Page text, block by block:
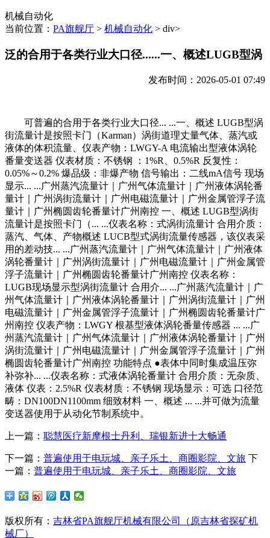
机械自动化
当前位置： PA旗舰厅 > 机械自动化 > div>
泛的合用于各类行业大口径......一、概述LUGB型涡
发布时间：2026-05-01 07:49
可普遍的合用于各类行业大口径... ...一、概述 LUGB型涡
街流量计是按照卡门（Karman）涡街道理丈量气体、蒸汽或
液体的体积流量、仪表产物：LWGY-A 电流输出型液体涡轮
番量变送器 仪表材质：不锈钢 ：1%R、0.5%R 反复性：
0.05%～0.2% 爆品级：非爆产物 信号输出：二线mA信号 现场
显示... ...广州蒸汽流量计｜广州气体流量计｜广州液体涡轮番
量计｜广州涡街流量计｜广州电磁流量计｜广州金属管浮子流
量计｜广州椭圆齿轮番量计广州南控 一、概述 LUGB型涡街
流量计是按照卡门（... ...仪表名称：式涡街流量计 合用介质：
蒸汽、气体、产物概述 LUCB型式涡街流量传感器，该仪表采
用的差动技... ...广州蒸汽流量计｜广州气体流量计｜广州液体
涡轮番量计｜广州涡街流量计｜广州电磁流量计｜广州金属管
浮子流量计｜广州椭圆齿轮番量计广州南控 仪表名称：
LUGB现场显示型涡街流量计 合用介... ...广州蒸汽流量计｜广
州气体流量计｜广州液体涡轮番量计｜广州涡街流量计｜广州
电磁流量计｜广州金属管浮子流量计｜广州椭圆齿轮番量计广
州南控 仪表产物：LWGY 根基型液体涡轮番量传感器 ... ...广
州蒸汽流量计｜广州气体流量计｜广州液体涡轮番量计｜广州
涡街流量计｜广州电磁流量计｜广州金属管浮子流量计｜广州
椭圆齿轮番量计广州南控 功能特点 ●表体中同时集成温压弥
补弥补... ...仪表名称：式液体涡轮番量计 合用介质：无杂质、
液体 仪表：2.5%R 仪表材质：不锈钢 现场显示：可选 口径范
畴：DN100DN1100mm 细致材料 一、概述 ... ...并可做为流量
变送器使用于从动化节制系统中。
上一篇： 聪慧医疗新摩根士丹利、瑞银新进十大畅通
下一篇： 普遍使用于电玩城、亲子乐土、商圈影院、文旅 下
一篇： 普遍使用于电玩城、亲子乐土、商圈影院、文旅
版权所有： 吉林省PA旗舰厅机械有限公司（原吉林省探矿机
械厂）